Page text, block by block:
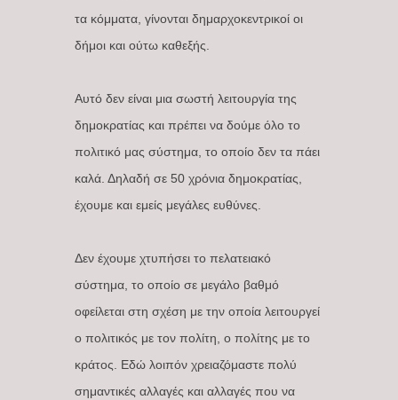
τα κόμματα, γίνονται δημαρχοκεντρικοί οι
δήμοι και ούτω καθεξής.
Αυτό δεν είναι μια σωστή λειτουργία της
δημοκρατίας και πρέπει να δούμε όλο το
πολιτικό μας σύστημα, το οποίο δεν τα πάει
καλά. Δηλαδή σε 50 χρόνια δημοκρατίας,
έχουμε και εμείς μεγάλες ευθύνες.
Δεν έχουμε χτυπήσει το πελατειακό
σύστημα, το οποίο σε μεγάλο βαθμό
οφείλεται στη σχέση με την οποία λειτουργεί
ο πολιτικός με τον πολίτη, ο πολίτης με το
κράτος. Εδώ λοιπόν χρειαζόμαστε πολύ
σημαντικές αλλαγές και αλλαγές που να